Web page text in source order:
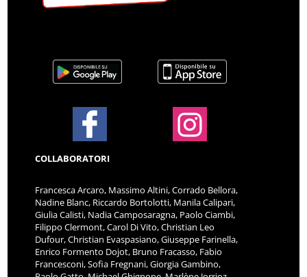
COLLABORATORI
Francesca Arcaro, Massimo Altini, Corrado Bellora,
Nadine Blanc, Riccardo Bortolotti, Manila Calipari,
Giulia Calisti, Nadia Camposaragna, Paolo Ciambi,
Filippo Clermont, Carol Di Vito, Christian Leo
Dufour, Christian Evaspasiano, Giuseppe Farinella,
Enrico Formento Dojot, Bruno Fracasso, Fabio
Francesconi, Sofia Fregnani, Giorgia Gambino,